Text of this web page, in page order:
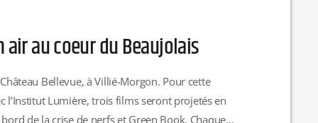
au coeur du Beaujolais
Bellevue, à Villié-Morgon. Pour cette
l’Institut Lumière, trois films seront projetés en
de la crise de nerfs et Green Book. Chaque